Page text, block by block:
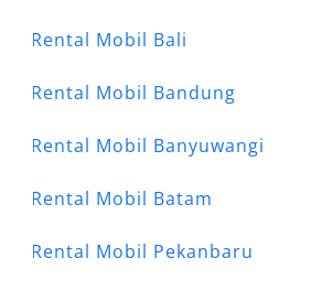
Rental Mobil Bali
Rental Mobil Bandung
Rental Mobil Banyuwangi
Rental Mobil Batam
Rental Mobil Pekanbaru